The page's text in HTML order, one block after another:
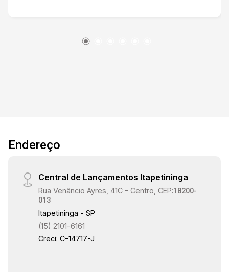
Endereço
Central de Lançamentos Itapetininga
Rua Venâncio Ayres, 41C - Centro, CEP:18200-
013
Itapetininga - SP
(15) 2101-6161
Creci: C-14717-J